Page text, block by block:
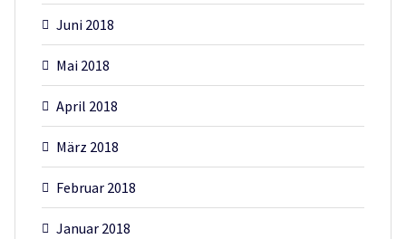
Juni 2018
Mai 2018
April 2018
März 2018
Februar 2018
Januar 2018